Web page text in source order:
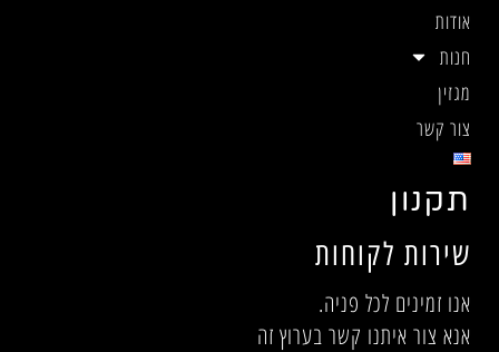
שירות לקוחות
אנו זמינים לכל פניה.
אנא צור איתנו קשר בערוץ זה
אודות
חנות
מגזין
צור קשר
תקנון